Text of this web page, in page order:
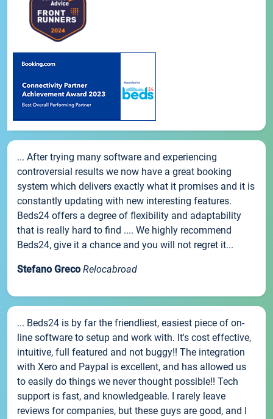
... After trying many software and experiencing
controversial results we now have a great booking
system which delivers exactly what it promises and it is
constantly updating with new interesting features.
Beds24 offers a degree of flexibility and adaptability
that is really hard to find .... We highly recommend
Beds24, give it a chance and you will not regret it...
Stefano Greco Relocabroad
... Beds24 is by far the friendliest, easiest piece of on-
line software to setup and work with. It's cost effective,
intuitive, full featured and not buggy!! The integration
with Xero and Paypal is excellent, and has allowed us
to easily do things we never thought possible!! Tech
support is fast, and knowledgeable. I rarely leave
reviews for companies, but these guys are good, and I